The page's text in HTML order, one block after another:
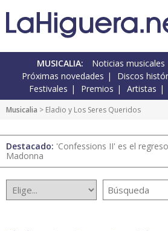
MUSICALIA: Noticias musicales
Próximas novedades
Discos
Festivales
Premios Artistas
Musicalia > Eladio y Los Seres Queridos
Destacado: 'Confessions II' es el
Madonna